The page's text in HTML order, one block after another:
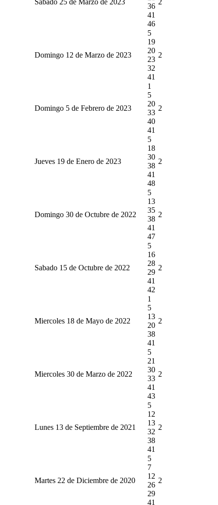
36
41
46
Domingo 12 de Marzo de 2023
5
19
20
23
32
41
2
Domingo 5 de Febrero de 2023
1
5
20
33
40
41
2
Jueves 19 de Enero de 2023
5
18
30
38
41
48
2
Domingo 30 de Octubre de 2022
5
13
35
38
41
47
2
Sabado 15 de Octubre de 2022
5
16
28
29
41
42
2
Miercoles 18 de Mayo de 2022
1
5
13
20
38
41
2
Miercoles 30 de Marzo de 2022
5
21
30
33
41
43
2
Lunes 13 de Septiembre de 2021
5
12
13
32
38
41
2
Martes 22 de Diciembre de 2020
5
7
12
26
29
41
2